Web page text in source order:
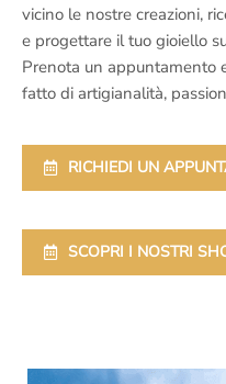
vicino le nostre creazioni,
e progettare il tuo gioiello
Prenota un appuntamento
fatto di artigianalità,
RICHIEDI UN
SCOPRI I NOSTRI